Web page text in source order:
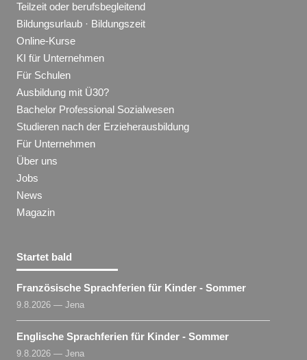
Teilzeit oder berufsbegleitend
Bildungsurlaub · Bildungszeit
Online-Kurse
KI für Unternehmen
Für Schulen
Ausbildung mit Ü30?
Bachelor Professional Sozialwesen
Studieren nach der Erzieherausbildung
Für Unternehmen
Über uns
Jobs
News
Magazin
Startet bald
Französische Sprachferien für Kinder - Sommer
9.8.2026 — Jena
Englische Sprachferien für Kinder - Sommer
9.8.2026 — Jena